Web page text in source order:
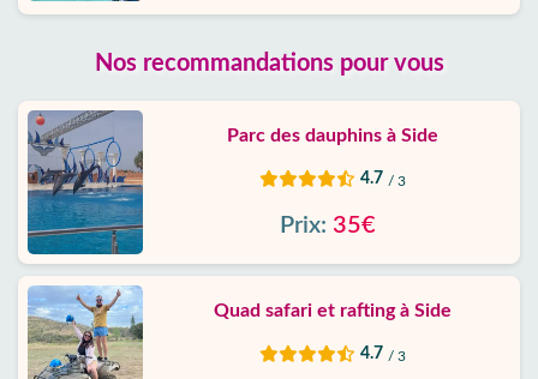
Nos recommandations pour vous
Parc des dauphins à Side
4.7 / 3
Prix: 35€
Quad safari et rafting à Side
4.7 / 3